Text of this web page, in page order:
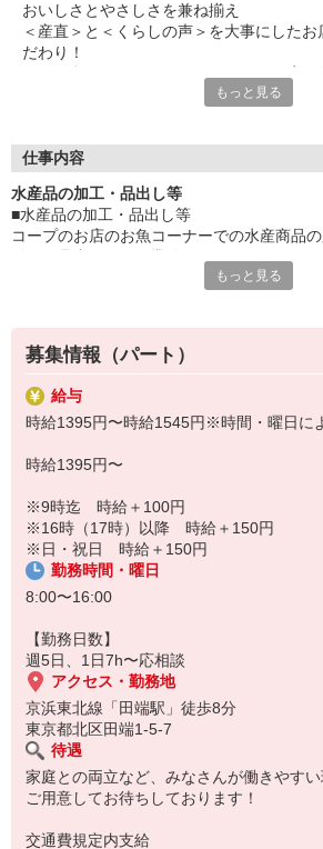
おいしさとやさしさを兼ね揃え
＜産直＞と＜くらしの声＞を大事にしたお
だわり！
お魚コーナーでの商品加工をはじめ
未経験からのチャレンジもOKです。
頼りになる先輩スタッフがしっかり支えま
という方は、ぜひ飛び込んできてください
もっと見る
仕事内容
水産品の加工・品出し等
■水産品の加工・品出し等
コープのお店のお魚コーナーでの水産商品
主な仕事は新鮮な魚介類の下処理やパック
さばく技術は一から丁寧にお教えしますの
最初は先輩職員が丁寧にお教えするので安
来ます！
もっと見る
募集情報（パート）
給与
時給1395円〜時給1545円※時間・曜日
時給1395円〜
※9時迄 時給＋100円
※16時（17時）以降 時給＋150円
※日・祝日 時給＋150円
勤務時間・曜日
8:00〜16:00
【勤務日数】
週5日、1日7h〜応相談
アクセス・勤務地
京浜東北線「田端駅」徒歩8分
東京都北区田端1-5-7
待遇
家庭との両立など、みなさんが働きやす
ご用意してお待ちしております！
交通費規定内支給